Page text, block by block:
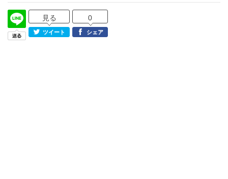
見る
ツイート
0
シェア